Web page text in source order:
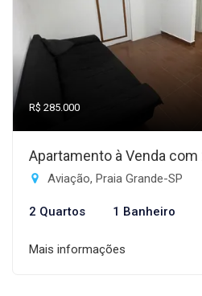
R$ 285.000
Apartamento à Venda com
Aviação, Praia Grande-SP
2 Quartos 1 Banheiro
Mais informações